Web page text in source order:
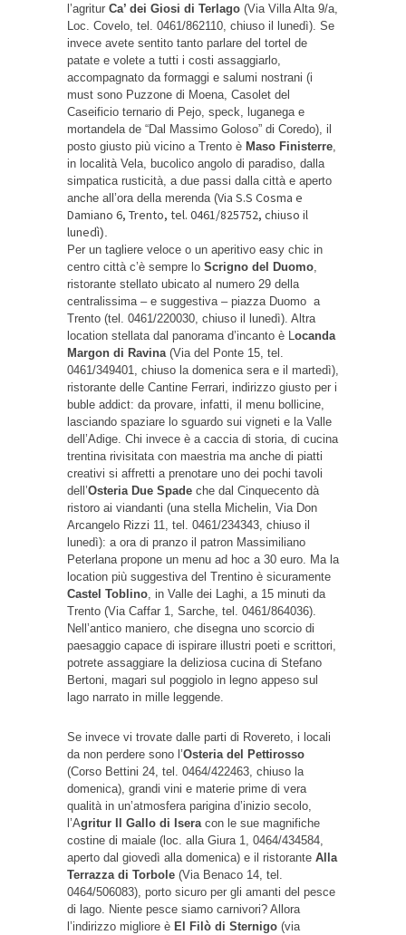
l’agritur Ca’ dei Giosi di Terlago (Via Villa Alta 9/a,
Loc. Covelo, tel. 0461/862110, chiuso il lunedì). Se
invece avete sentito tanto parlare del tortel de
patate e volete a tutti i costi assaggiarlo,
accompagnato da formaggi e salumi nostrani (i
must sono Puzzone di Moena, Casolet del
Caseificio ternario di Pejo, speck, luganega e
mortandela de “Dal Massimo Goloso” di Coredo), il
posto giusto più vicino a Trento è Maso Finisterre,
in località Vela, bucolico angolo di paradiso, dalla
simpatica rusticità, a due passi dalla città e aperto
anche all’ora della merenda (Via S.S Cosma e
Damiano 6, Trento, tel. 0461/825752, chiuso il
lunedì).
Per un tagliere veloce o un aperitivo easy chic in
centro città c’è sempre lo Scrigno del Duomo,
ristorante stellato ubicato al numero 29 della
centralissima – e suggestiva – piazza Duomo a
Trento (tel. 0461/220030, chiuso il lunedì). Altra
location stellata dal panorama d’incanto è Locanda
Margon di Ravina (Via del Ponte 15, tel.
0461/349401, chiuso la domenica sera e il martedì),
ristorante delle Cantine Ferrari, indirizzo giusto per i
buble addict: da provare, infatti, il menu bollicine,
lasciando spaziare lo sguardo sui vigneti e la Valle
dell’Adige. Chi invece è a caccia di storia, di cucina
trentina rivisitata con maestria ma anche di piatti
creativi si affretti a prenotare uno dei pochi tavoli
dell’Osteria Due Spade che dal Cinquecento dà
ristoro ai viandanti (una stella Michelin, Via Don
Arcangelo Rizzi 11, tel. 0461/234343, chiuso il
lunedì): a ora di pranzo il patron Massimiliano
Peterlana propone un menu ad hoc a 30 euro. Ma la
location più suggestiva del Trentino è sicuramente
Castel Toblino, in Valle dei Laghi, a 15 minuti da
Trento (Via Caffar 1, Sarche, tel. 0461/864036).
Nell’antico maniero, che disegna uno scorcio di
paesaggio capace di ispirare illustri poeti e scrittori,
potrete assaggiare la deliziosa cucina di Stefano
Bertoni, magari sul poggiolo in legno appeso sul
lago narrato in mille leggende.
Se invece vi trovate dalle parti di Rovereto, i locali
da non perdere sono l’Osteria del Pettirosso
(Corso Bettini 24, tel. 0464/422463, chiuso la
domenica), grandi vini e materie prime di vera
qualità in un’atmosfera parigina d’inizio secolo,
l’Agritur Il Gallo di Iseracon le sue magnifiche
costine di maiale (loc. alla Giura 1, 0464/434584,
aperto dal giovedì alla domenica) e il ristorante Alla
Terrazza di Torbole (Via Benaco 14, tel.
0464/506083), porto sicuro per gli amanti del pesce
di lago. Niente pesce siamo carnivori? Allora
l’indirizzo migliore è El Filò di Sternigo (via